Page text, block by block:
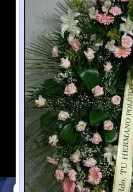
Centro nº1